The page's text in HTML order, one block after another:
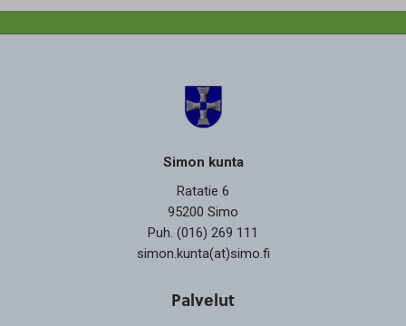
Simon kunta
Ratatie 6
95200 Simo
Puh. (016) 269 111
simon.kunta(at)simo.fi
Palvelut